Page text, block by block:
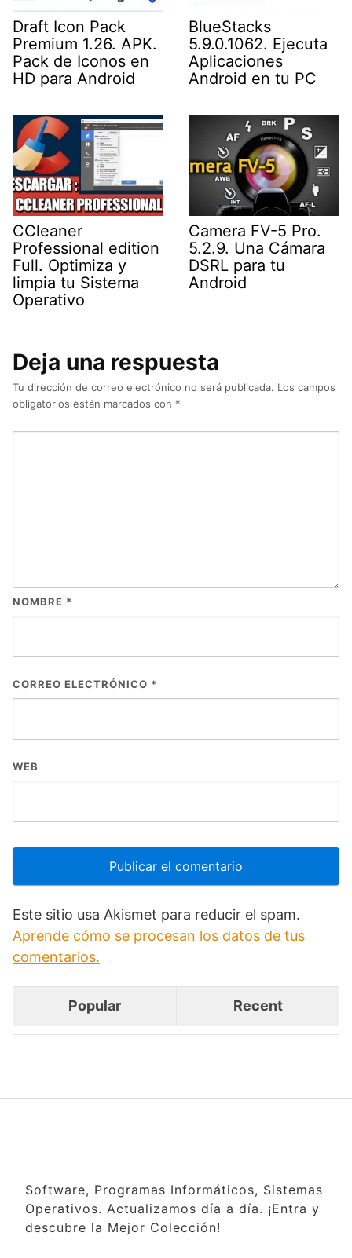
Draft Icon Pack
Premium 1.26. APK.
Pack de Iconos en
HD para Android
BlueStacks
5.9.0.1062. Ejecuta
Aplicaciones
Android en tu PC
CCleaner
Professional edition
Full. Optimiza y
limpia tu Sistema
Operativo
Camera FV-5 Pro.
5.2.9. Una Cámara
DSRL para tu
Android
Deja una respuesta
Tu dirección de correo electrónico no será publicada. Los campos
obligatorios están marcados con *
NOMBRE *
CORREO ELECTRÓNICO *
WEB
Este sitio usa Akismet para reducir el spam.
Aprende cómo se procesan los datos de tus
comentarios.
Popular Recent
Software, Programas Informáticos, Sistemas
Operativos. Actualizamos día a día. ¡Entra y
descubre la Mejor Colección!